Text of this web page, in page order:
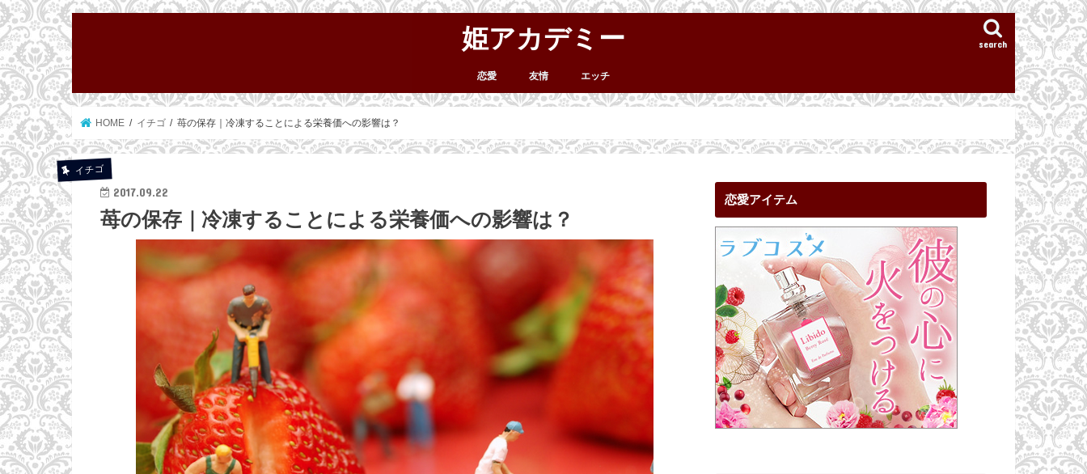
姫アカデミー search
恋愛 友情 エッチ
HOME イチゴ 苺の保存｜冷凍することによる栄養価への影響は？
イチゴ
2017.09.22
苺の保存｜冷凍することによる栄養価への影響は？
恋愛アイテム